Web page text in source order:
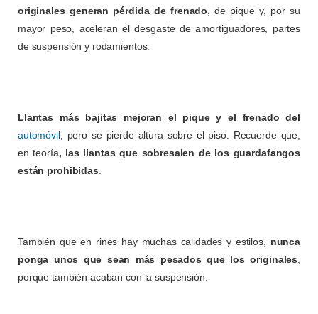
originales generan pérdida de frenado , de pique y, por su
mayor peso, aceleran el desgaste de amortiguadores, partes
de suspensión y rodamientos.
Llantas más bajitas mejoran el pique y el frenado del
automóvil, pero se pierde altura sobre el piso. Recuerde que,
en teoría, las llantas que sobresalen de los guardafangos
están prohibidas
También que en rines hay muchas calidades y estilos, nunca
ponga unos que sean más pesados que los originales
porque también acaban con la suspensión.